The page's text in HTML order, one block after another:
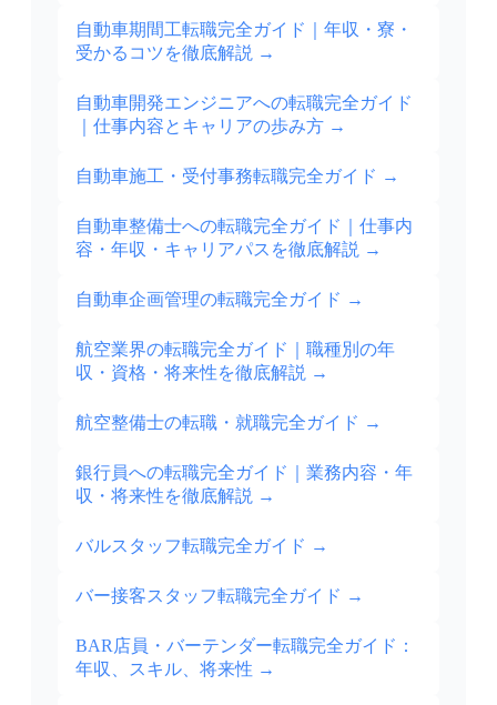
自動車期間工転職完全ガイド｜年収・寮・
受かるコツを徹底解説 →
自動車開発エンジニアへの転職完全ガイド
｜仕事内容とキャリアの歩み方 →
自動車施工・受付事務転職完全ガイド →
自動車整備士への転職完全ガイド｜仕事内
容・年収・キャリアパスを徹底解説 →
自動車企画管理の転職完全ガイド →
航空業界の転職完全ガイド｜職種別の年
収・資格・将来性を徹底解説 →
航空整備士の転職・就職完全ガイド →
銀行員への転職完全ガイド｜業務内容・年
収・将来性を徹底解説 →
バルスタッフ転職完全ガイド →
バー接客スタッフ転職完全ガイド →
BAR店員・バーテンダー転職完全ガイド：
年収、スキル、将来性 →